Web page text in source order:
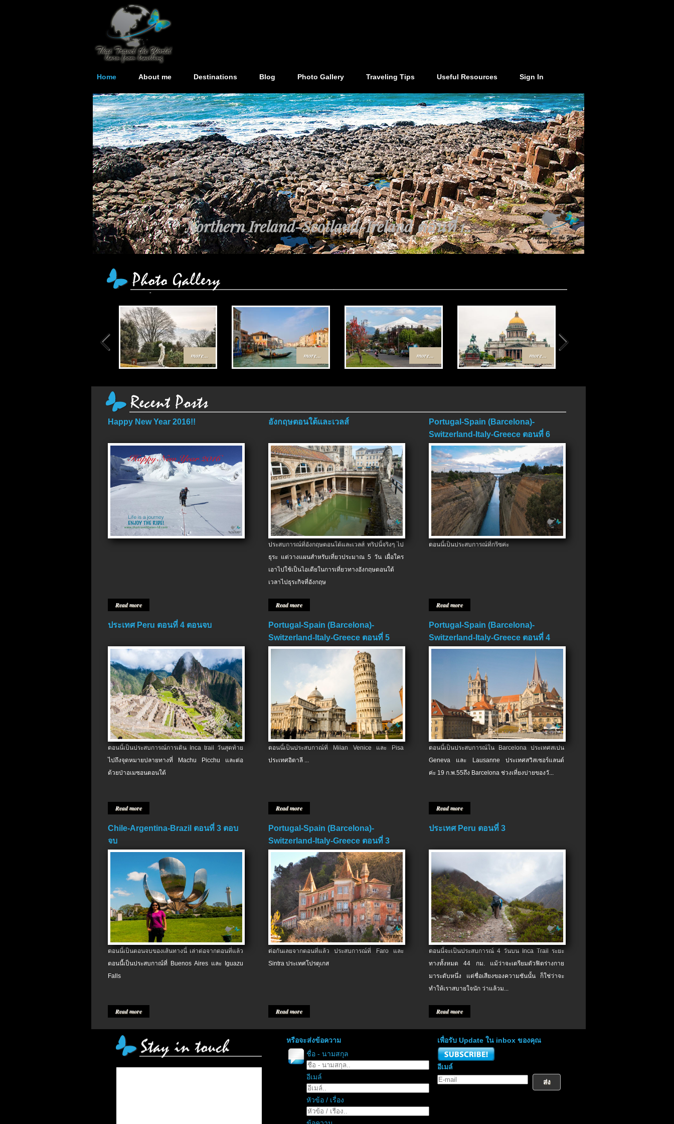
Home About me Destinations Blog Photo Gallery Traveling Tips Useful Resources Sign In
Northern Ireland-Scotland-Ireland ตอนที่ 1..
more... more... more... more...
Happy New Year 2016!!
Read more
อังกฤษตอนใต้และเวลส์
ประสบการณ์ที่อังกฤษตอนใต้และเวลส์ ทริปนี้จริงๆ ไป
ธุระ แต่วางแผนสำหรับเที่ยวประมาณ 5 วัน เผื่อใคร
เอาไปใช้เป็นไอเดียในการเที่ยวทางอังกฤษตอนใต้
เวลาไปธุระกิจที่อังกฤษ
Read more
Portugal-Spain (Barcelona)-
Switzerland-Italy-Greece ตอนที่ 6
ตอนจบ
ตอนนี้เป็นประสบการณ์ที่กรีซค่ะ
Read more
ประเทศ Peru ตอนที่ 4 ตอนจบ
ตอนนี้เป็นประสบการณ์การเดิน Inca trail วันสุดท้าย
ไปถึงจุดหมายปลายทางที่ Machu Picchu และต่อ
ด้วยป่าอเมซอนตอนใต้
Read more
Portugal-Spain (Barcelona)-
Switzerland-Italy-Greece ตอนที่ 5
ตอนนี้เป็นประสบกาณ์ที่ Milan Venice และ Pisa
ประเทศอิตาลี ...
Read more
Portugal-Spain (Barcelona)-
Switzerland-Italy-Greece ตอนที่ 4
ตอนนี้เป็นประสบการณ์ใน Barcelona ประเทศสเปน
Geneva และ Lausanne ประเทศสวิสเซอร์แลนด์
ค่ะ 19 ก.พ.​55ถึง Barcelona ช่วงเที่ยงบ่ายของวั...
Read more
Chile-Argentina-Brazil ตอนที่ 3 ตอบ
จบ
ตอนนี้เป็นตอนจบของเส้นทางนี้ เล่าต่อจากตอนที่แล้ว
ตอนนี้เป็นประสบกาณ์ที่ Buenos Aires และ Iguazu
Falls
Read more
Portugal-Spain (Barcelona)-
Switzerland-Italy-Greece ตอนที่ 3
ต่อกันเลยจากตอนที่แล้ว ประสบการณ์ที่ Faro และ
Sintra ประเทศโปรตุเกส
Read more
ประเทศ Peru ตอนที่ 3
ตอนนี้จะเป็นประสบการณ์ 4 วันบน Inca Trail ระยะ
ทางทั้งหมด 44 กม. แม้ว่าจะเตรียมตัวฟิตร่างกาย
มาระดับหนึ่ง แต่ชื่อเสียงของความชันนั้น ก็ใช่ว่าจะ
ทำให้เราสบายใจนัก ว่าแล้วม...
Read more
หรือจะส่งข้อความ
ชื่อ - นามสกุล
อีเมล์
หัวข้อ / เรื่อง
เพื่อรับ Update ใน inbox ของคุณ
อีเมล์
ส่ง